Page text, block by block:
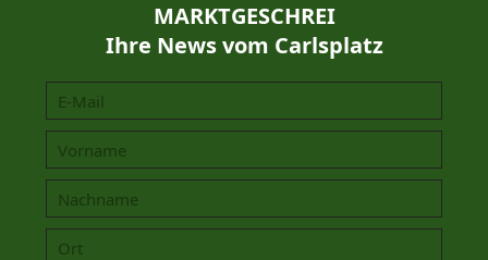
MARKTGESCHREI
Ihre News vom Carlsplatz